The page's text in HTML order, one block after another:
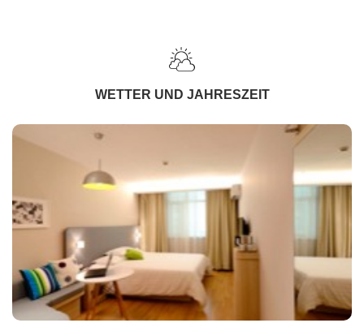
WETTER UND JAHRESZEIT